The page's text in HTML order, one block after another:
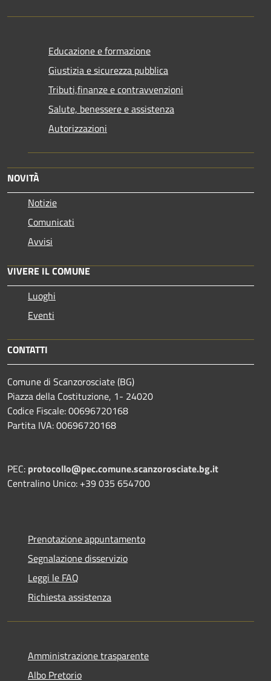
Educazione e formazione
Giustizia e sicurezza pubblica
Tributi,finanze e contravvenzioni
Salute, benessere e assistenza
Autorizzazioni
NOVITÀ
Notizie
Comunicati
Avvisi
VIVERE IL COMUNE
Luoghi
Eventi
CONTATTI
Comune di Scanzorosciate (BG)
Piazza della Costituzione, 1- 24020
Codice Fiscale: 00696720168
Partita IVA: 00696720168
PEC: protocollo@pec.comune.scanzorosciate.bg.it
Centralino Unico: +39 035 654700
Prenotazione appuntamento
Segnalazione disservizio
Leggi le FAQ
Richiesta assistenza
Amministrazione trasparente
Albo Pretorio